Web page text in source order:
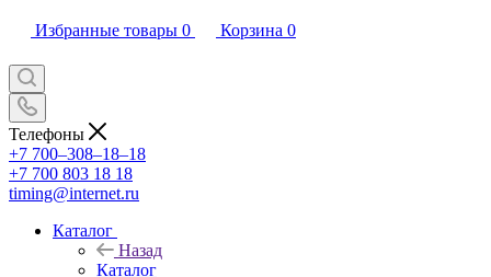
Избранные товары 0 Корзина 0
Телефоны
+7 700‒308‒18‒18
+7 700 803 18 18
timing@internet.ru
Каталог
Назад
Каталог